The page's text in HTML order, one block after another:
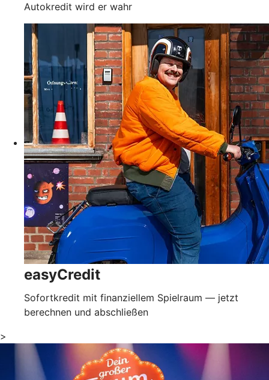
Autokredit wird er wahr
easyCredit
Sofortkredit mit finanziellem Spielraum — jetzt
berechnen und abschließen
>